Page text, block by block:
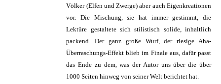
Völker (Elfen und Zwerge) aber auch Eigenkreationen
vor. Die Mischung, sie hat immer gestimmt, die
Lektüre gestaltete sich stilistisch solide, inhaltlich
packend. Der ganz große Wurf, der riesige Aha-
Überraschungs-Effekt blieb im Finale aus, dafür passt
das Ende zu dem, was der Autor uns über die über
1000 Seiten hinweg von seiner Welt berichtet hat.